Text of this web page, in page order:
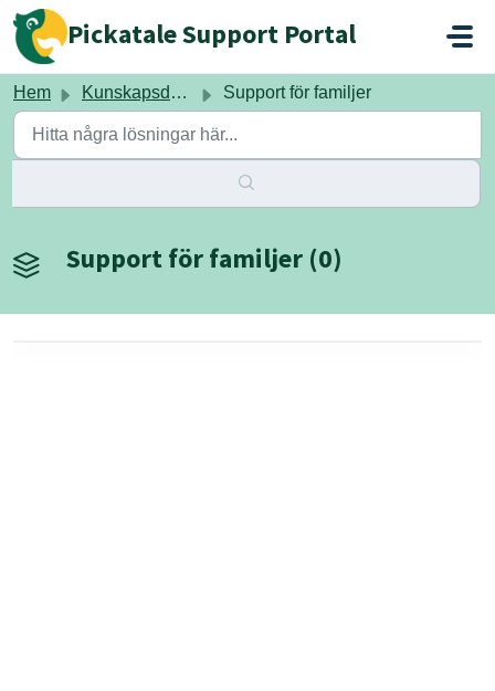
Hoppa över till huvudinnehåll
Pickatale Support Portal
Hem Kunskapsdatabas Support för familjer
Support för familjer (0)